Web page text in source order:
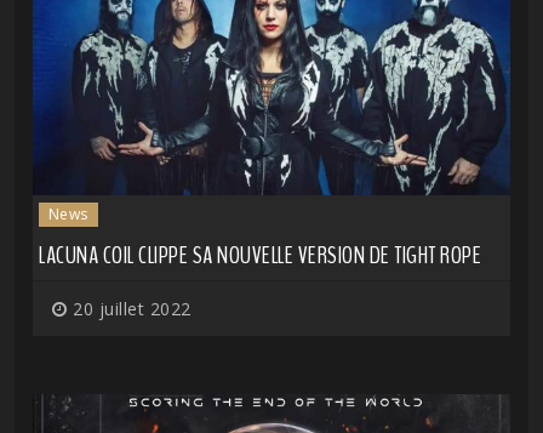
News
LACUNA COIL CLIPPE SA NOUVELLE VERSION DE TIGHT ROPE
20 juillet 2022